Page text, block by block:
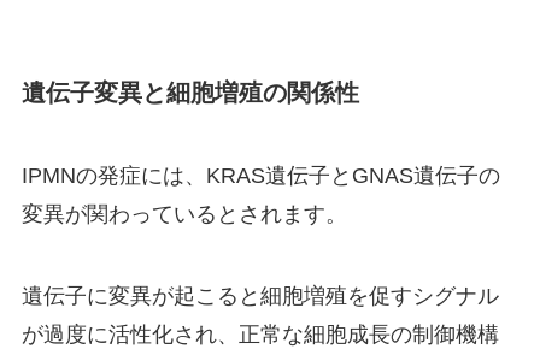
遺伝子変異と細胞増殖の関係性
IPMNの発症には、KRAS遺伝子とGNAS遺伝子の
変異が関わっているとされます。
遺伝子に変異が起こると細胞増殖を促すシグナル
が過度に活性化され、正常な細胞成長の制御機構